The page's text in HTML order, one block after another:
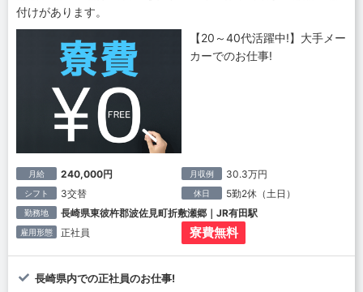
付けがあります。
【20～40代活躍中!】大手メー
カーでのお仕事!
月給 240,000円 月収例 30.3万円
シフト 3交替 休日 5勤2休（土日）
勤務地 長崎県東彼杵郡波佐見町折敷瀬郷｜JR有田駅
雇用形態 正社員 寮費無料
長崎県内での正社員のお仕事!